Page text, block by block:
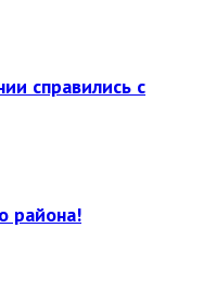
справились с
района!